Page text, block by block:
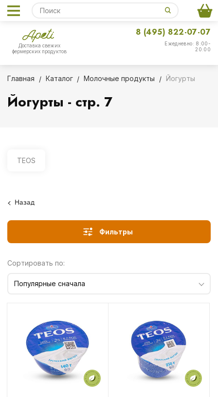
Доставка свежих
фермерских продуктов
Ежедневно: 8:00-
20:00
8 (495) 822-07-07
Главная Каталог Молочные продукты Йогурты
Йогурты - стр. 7
TEOS
Назад
Фильтры
Сортировать по:
Популярные сначала